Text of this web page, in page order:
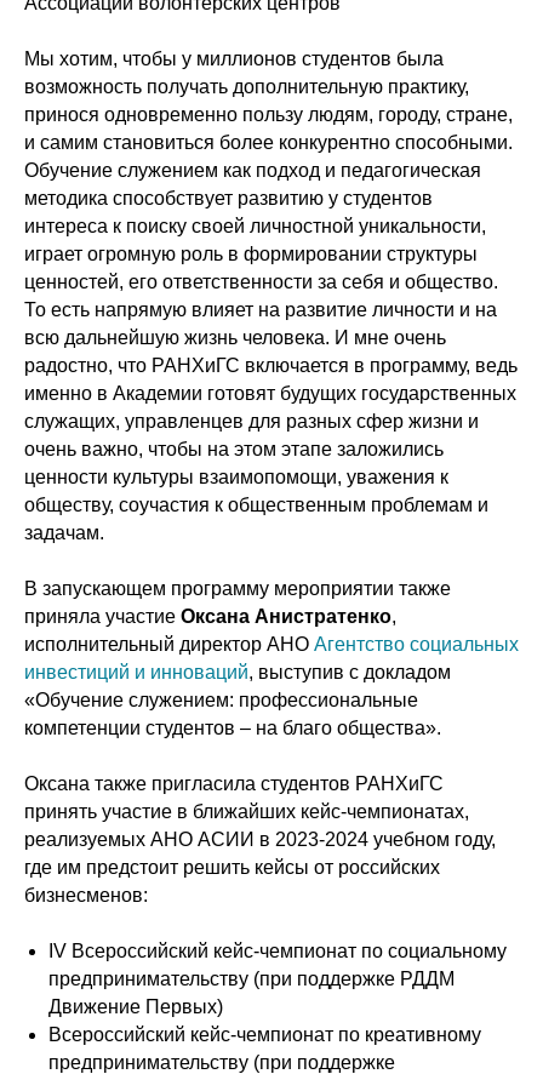
Мы хотим, чтобы у миллионов студентов была
возможность получать дополнительную практику,
принося одновременно пользу людям, городу, стране,
и самим становиться более конкурентно способными.
Обучение служением как подход и педагогическая
методика способствует развитию у студентов
интереса к поиску своей личностной уникальности,
играет огромную роль в формировании структуры
ценностей, его ответственности за себя и общество.
То есть напрямую влияет на развитие личности и на
всю дальнейшую жизнь человека. И мне очень
радостно, что РАНХиГС включается в программу, ведь
именно в Академии готовят будущих государственных
служащих, управленцев для разных сфер жизни и
очень важно, чтобы на этом этапе заложились
ценности культуры взаимопомощи, уважения к
обществу, соучастия к общественным проблемам и
задачам.
В запускающем программу мероприятии также
приняла участие Оксана Анистратенко,
исполнительный директор АНО Агентство социальных
инвестиций и инноваций, выступив с докладом
«Обучение служением: профессиональные
компетенции студентов – на благо общества».
Оксана также пригласила студентов РАНХиГС
принять участие в ближайших кейс-чемпионатах,
реализуемых АНО АСИИ в 2023-2024 учебном году,
где им предстоит решить кейсы от российских
бизнесменов:
IV Всероссийский кейс-чемпионат по социальному
предпринимательству (при поддержке РДДМ
Движение Первых)
Всероссийский кейс-чемпионат по креативному
предпринимательству (при поддержке